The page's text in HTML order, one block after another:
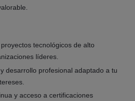
tecnológicos de alto
líderes.
desarrollo profesional adaptado a tu
y acceso a certificaciones